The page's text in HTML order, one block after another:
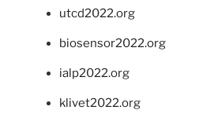
utcd2022.org
biosensor2022.org
ialp2022.org
klivet2022.org